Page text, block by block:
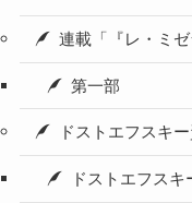
連載「『レ・ミゼ
第一部
ドストエフスキ
ドストエフスキ